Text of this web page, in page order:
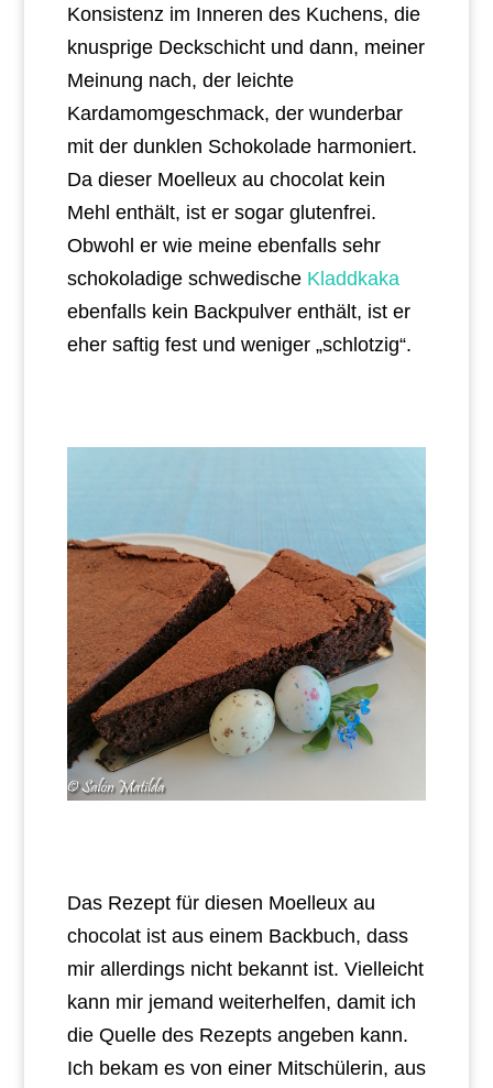
Konsistenz im Inneren des Kuchens, die
knusprige Deckschicht und dann, meiner
Meinung nach, der leichte
Kardamomgeschmack, der wunderbar
mit der dunklen Schokolade harmoniert.
Da dieser Moelleux au chocolat kein
Mehl enthält, ist er sogar glutenfrei.
Obwohl er wie meine ebenfalls sehr
schokoladige schwedische Kladdkaka
ebenfalls kein Backpulver enthält, ist er
eher saftig fest und weniger „schlotzig“.
Das Rezept für diesen Moelleux au
chocolat ist aus einem Backbuch, dass
mir allerdings nicht bekannt ist. Vielleicht
kann mir jemand weiterhelfen, damit ich
die Quelle des Rezepts angeben kann.
Ich bekam es von einer Mitschülerin, aus